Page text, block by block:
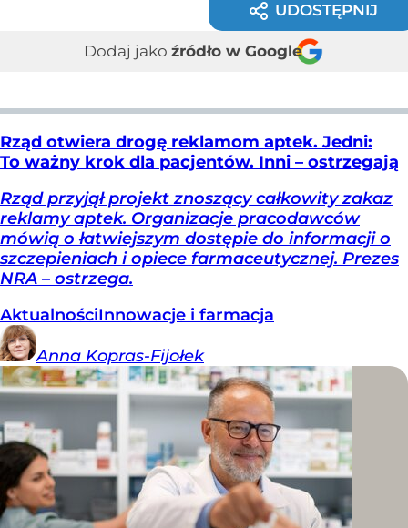
UDOSTĘPNIJ
Dodaj jako źródło w Google
Rząd otwiera drogę reklamom aptek. Jedni:
To ważny krok dla pacjentów. Inni – ostrzegają
Rząd przyjął projekt znoszący całkowity zakaz
reklamy aptek. Organizacje pracodawców
mówią o łatwiejszym dostępie do informacji o
szczepieniach i opiece farmaceutycznej. Prezes
NRA – ostrzega.
AktualnościInnowacje i farmacja
Anna Kopras-Fijołek